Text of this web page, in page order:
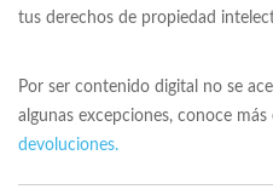
tus derechos de propiedad
Por ser contenido digital no se
algunas excepciones, conoce más
devoluciones.